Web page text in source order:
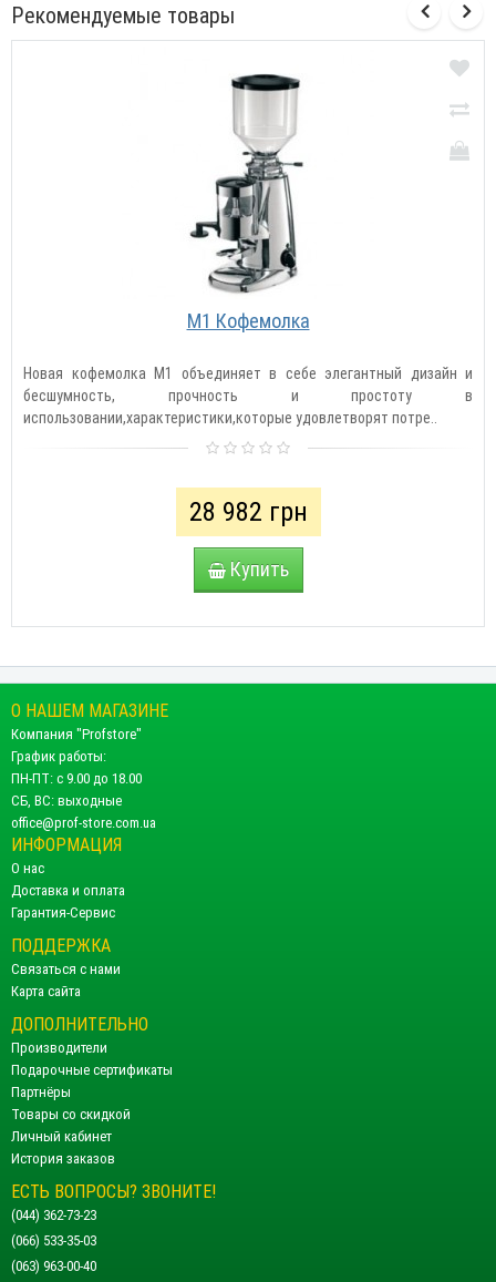
Рекомендуемые товары
М1 Кофемолка
Новая кофемолка М1 объединяет в себе элегантный дизайн и
бесшумность, прочность и простоту в
использовании,характеристики,которые удовлетворят потре..
28 982 грн
Купить
О НАШЕМ МАГАЗИНЕ
Компания "Profstore"
График работы:
ПН-ПТ: с 9.00 до 18.00
СБ, ВС: выходные
office@prof-store.com.ua
ИНФОРМАЦИЯ
О нас
Доставка и оплата
Гарантия-Сервис
ПОДДЕРЖКА
Связаться с нами
Карта сайта
ДОПОЛНИТЕЛЬНО
Производители
Подарочные сертификаты
Партнёры
Товары со скидкой
Личный кабинет
История заказов
ЕСТЬ ВОПРОСЫ? ЗВОНИТЕ!
(044) 362-73-23
(066) 533-35-03
(063) 963-00-40